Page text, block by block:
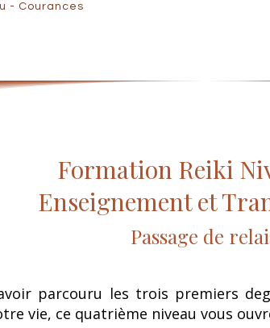
- Courances
Formation Reiki
Enseignement et
Passage de
parcouru les trois premiers
vie, ce quatrième niveau vous